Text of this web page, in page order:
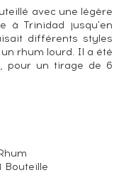
avec une légère
à Trinidad jusqu'en
différents styles
rhum lourd. Il a été
pour un tirage de 6
Bouteille